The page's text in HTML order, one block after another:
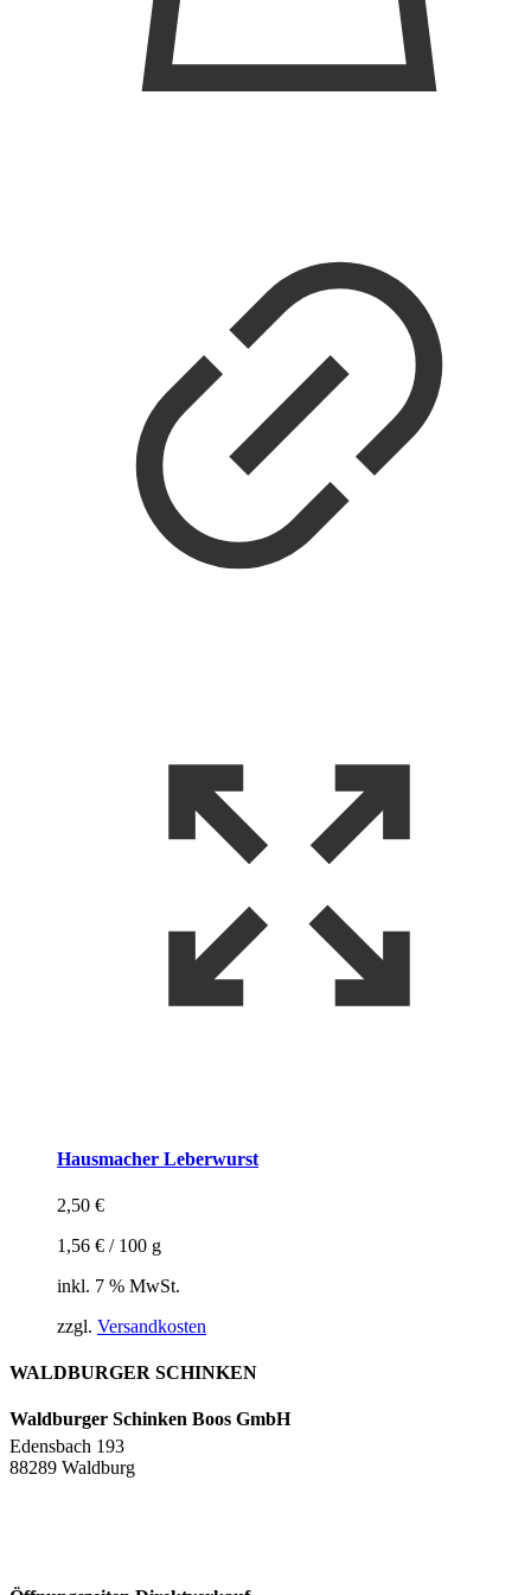
Hausmacher Leberwurst
2,50 €
1,56 € / 100 g
inkl. 7 % MwSt.
zzgl. Versandkosten
WALDBURGER SCHINKEN
Waldburger Schinken Boos GmbH
Edensbach 193
88289 Waldburg